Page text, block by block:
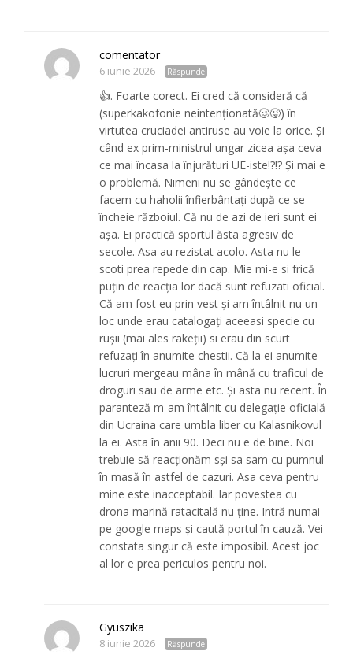
comentator
6 iunie 2026 Răspunde
👍. Foarte corect. Ei cred că consideră că
(superkakofonie neintenționată🥴😜) în
virtutea cruciadei antiruse au voie la orice. Și
când ex prim-ministrul ungar zicea așa ceva
ce mai încasa la înjurături UE-iste!?!? Și mai e
o problemă. Nimeni nu se gândește ce
facem cu haholii înfierbântați după ce se
încheie războiul. Că nu de azi de ieri sunt ei
așa. Ei practică sportul ăsta agresiv de
secole. Asa au rezistat acolo. Asta nu le
scoti prea repede din cap. Mie mi-e si frică
puțin de reacția lor dacă sunt refuzati oficial.
Că am fost eu prin vest și am întâlnit nu un
loc unde erau catalogați aceeasi specie cu
rușii (mai ales rakeții) si erau din scurt
refuzați în anumite chestii. Că la ei anumite
lucruri mergeau mâna în mână cu traficul de
droguri sau de arme etc. Și asta nu recent. În
paranteză m-am întâlnit cu delegație oficială
din Ucraina care umbla liber cu Kalasnikovul
la ei. Asta în anii 90. Deci nu e de bine. Noi
trebuie să reacționăm sși sa sam cu pumnul
în masă în astfel de cazuri. Asa ceva pentru
mine este inacceptabil. Iar povestea cu
drona marină ratacitală nu ține. Intră numai
pe google maps și caută portul în cauză. Vei
constata singur că este imposibil. Acest joc
al lor e prea periculos pentru noi.
Gyuszika
8 iunie 2026 Răspunde